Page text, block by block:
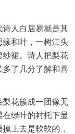
人白居易就是其
缘和叶，一树江头
纱裙。诗人把梨花
多了几分了解和喜
梨花簇成一团像无
绿叶的衬托下显
上去是软软的，